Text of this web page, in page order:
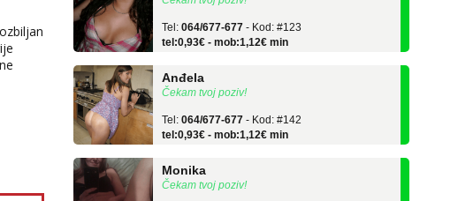
tel:0,93€ - mob:1,12€ min
Čekam tvoj poziv!
tel:0,93€ - mob:1,12€ min
Čekam tvoj poziv!